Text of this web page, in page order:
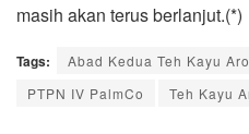
masih akan terus berlanjut.(*)
Tags: Abad Kedua Teh Kayu Aro
PTPN IV PalmCo
Teh Kayu